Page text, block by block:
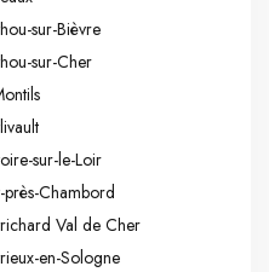
sur-Bièvre
sur-Cher
sur-le-Loir
Chambord
Val de Cher
en-Sologne